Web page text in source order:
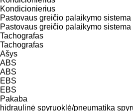
Kondicionierius
Pastovaus greičio palaikymo sistema
Pastovaus greičio palaikymo sistema
Tachografas
Tachografas
Ašys
ABS
ABS
EBS
EBS
Pakaba
hidraulinė spyruoklė/pneumatika